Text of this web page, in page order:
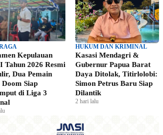
Kepulauan
Tahun 2026 Resmi
Dua Pemain
Siap
di Liga 3
HUKUM DAN KRIMINAL
Kasasi Mendagri &
Gubernur Papua Barat
Daya Ditolak, Titirlolobi:
Simon Petrus Baru Siap
Dilantik
2 hari lalu